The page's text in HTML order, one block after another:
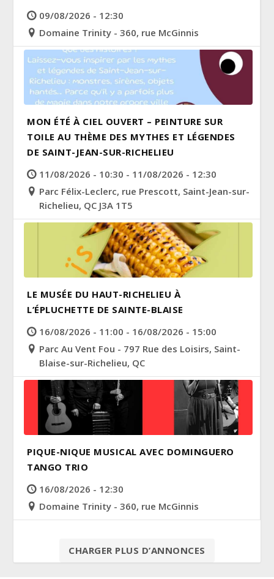
09/08/2026 - 12:30
Domaine Trinity - 360, rue McGinnis
MON ÉTÉ À CIEL OUVERT – PEINTURE SUR
TOILE AU THÈME DES MYTHES ET LÉGENDES
DE SAINT-JEAN-SUR-RICHELIEU
11/08/2026 - 10:30 - 11/08/2026 - 12:30
Parc Félix-Leclerc, rue Prescott, Saint-Jean-sur-
Richelieu, QC J3A 1T5
LE MUSÉE DU HAUT-RICHELIEU À
L’ÉPLUCHETTE DE SAINTE-BLAISE
16/08/2026 - 11:00 - 16/08/2026 - 15:00
Parc Au Vent Fou - 797 Rue des Loisirs, Saint-
Blaise-sur-Richelieu, QC
PIQUE-NIQUE MUSICAL AVEC DOMINGUERO
TANGO TRIO
16/08/2026 - 12:30
Domaine Trinity - 360, rue McGinnis
CHARGER PLUS D’ANNONCES